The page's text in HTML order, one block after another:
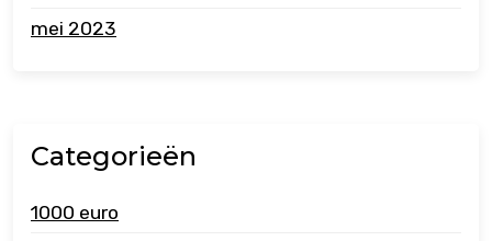
mei 2023
Categorieën
1000 euro